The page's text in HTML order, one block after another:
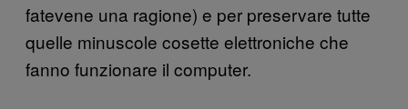
fatevene una ragione) e per preservare tutte
quelle minuscole cosette elettroniche che
fanno funzionare il computer.